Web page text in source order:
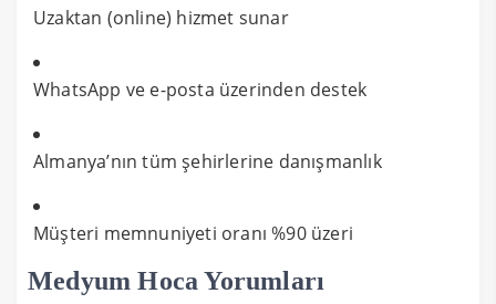
Uzaktan (online) hizmet sunar
WhatsApp ve e-posta üzerinden destek
Almanya’nın tüm şehirlerine danışmanlık
Müşteri memnuniyeti oranı %90 üzeri
Medyum Hoca Yorumları